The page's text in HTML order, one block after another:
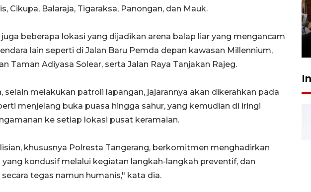
Cikupa, Balaraja, Tigaraksa, Panongan, dan Mauk.
beberapa lokasi yang dijadikan arena balap liar yang mengancam
lain seperti di Jalan Baru Pemda depan kawasan Millennium,
Taman Adiyasa Solear, serta Jalan Raya Tanjakan Rajeg.
selain melakukan patroli lapangan, jajarannya akan dikerahkan pada
menjelang buka puasa hingga sahur, yang kemudian di iringi
ke setiap lokasi pusat keramaian.
khususnya Polresta Tangerang, berkomitmen menghadirkan
kondusif melalui kegiatan langkah-langkah preventif, dan
tegas namun humanis," kata dia.
Satgas pangan Pontianak
makanan strategis